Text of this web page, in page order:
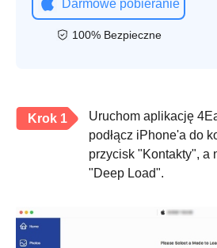
Darmowe pobieranie
100% Bezpieczne
Krok 1
Uruchom aplikację
podłącz iPhone'a do
przycisk "Kontakty", a
"Deep Load".